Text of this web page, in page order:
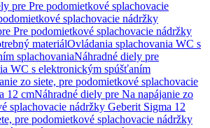
pre Pre podomietkové splachovacie
splachovacie nádržky
Pre podomietkové splachovacie nádržky
materiálOvládania splachovania WC s
splachovaniaNáhradné diely pre
WC s elektronickým spúšťaním
zo siete, pre podomietkové splachovacie
12 cmNáhradné diely pre Na napájanie zo
splachovacie nádržky Geberit Sigma 12
pre podomietkové splachovacie nádržky